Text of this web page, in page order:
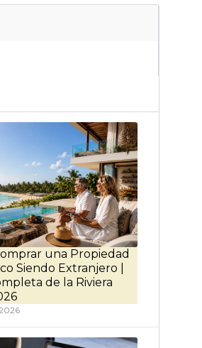
una Propiedad
Siendo Extranjero |
de la Riviera